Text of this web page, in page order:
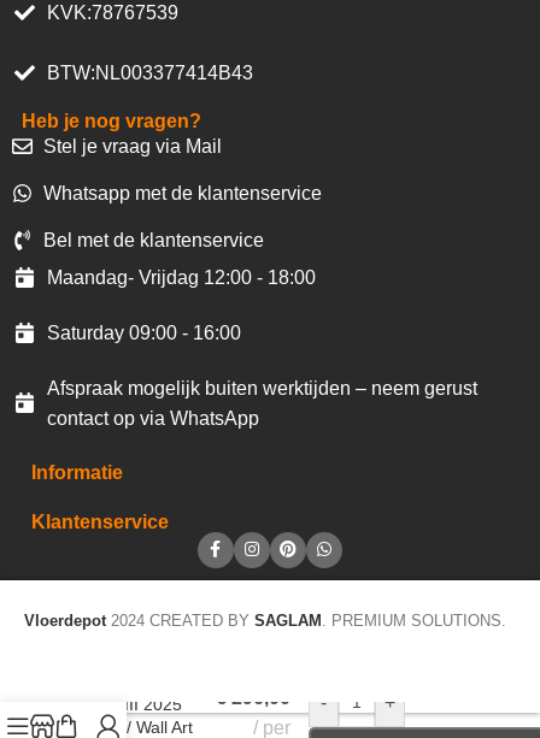
KVK:78767539
BTW:NL003377414B43
Heb je nog vragen?
Stel je vraag via Mail
Whatsapp met de klantenservice
Bel met de klantenservice
Maandag- Vrijdag 12:00 - 18:00
Saturday 09:00 - 16:00
Afspraak mogelijk buiten werktijden – neem gerust
contact op via WhatsApp
Informatie
Klantenservice
Vloerdepot 2024 CREATED BY SAGLAM . PREMIUM SOLUTIONS.
Color III 2025
Kunst / Wall Art
€ 296,00
per
- +